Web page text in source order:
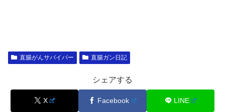
直腸がんサバイバー 直腸ガン日記
シェアする
X Facebook LINE